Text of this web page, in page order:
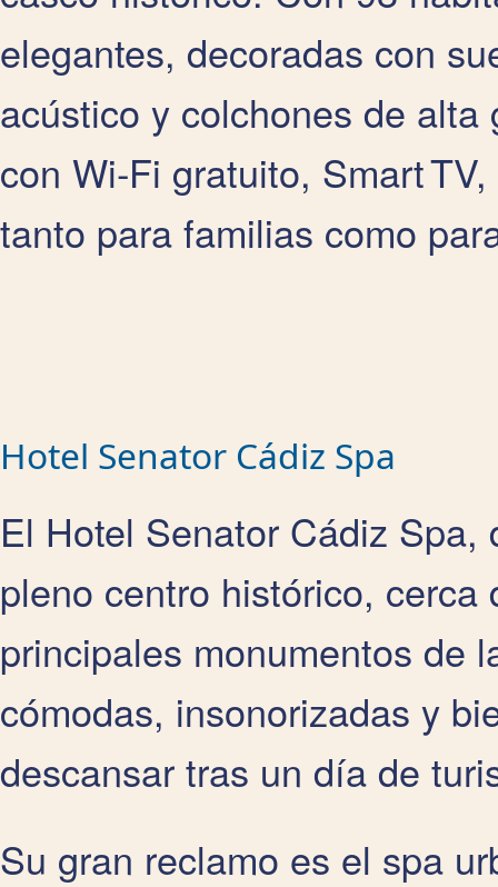
elegantes, decoradas con
acústico y colchones de
con Wi‑Fi gratuito, Smart
tanto para familias como
Hotel Senator Cádiz Spa
El Hotel Senator Cádiz
pleno centro histórico,
principales monumentos de
cómodas, insonorizadas y
descansar tras un día de
Su gran reclamo es el spa